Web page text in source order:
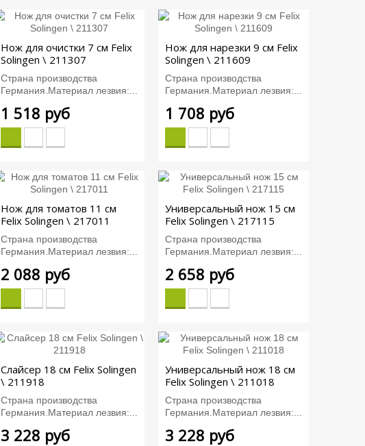
Нож для очистки 7 см Felix
Solingen \ 211307
Страна производства
Германия.Материал лезвия:...
1 518 руб
Нож для нарезки 9 см Felix
Solingen \ 211609
Страна производства
Германия.Материал лезвия:...
1 708 руб
Нож для томатов 11 см
Felix Solingen \ 217011
Страна производства
Германия.Материал лезвия:...
2 088 руб
Универсальный нож 15 см
Felix Solingen \ 217115
Страна производства
Германия.Материал лезвия:...
2 658 руб
Слайсер 18 см Felix Solingen
\ 211918
Страна производства
Германия.Материал лезвия:...
3 228 руб
Универсальный нож 18 см
Felix Solingen \ 211018
Страна производства
Германия.Материал лезвия:...
3 228 руб